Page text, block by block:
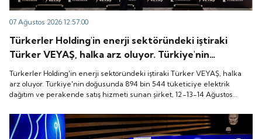
07 Ağustos 2026 12:57:00
Türkerler Holding'in enerji sektöründeki iştiraki
Türker VEYAŞ, halka arz oluyor. Türkiye'nin
doğusunda 894 bin 544 tüketiciye elektrik dağıtım
ve perakende satış hizmeti sunan şirket, 12-13-14
Ağustos tarihleri arasında pay başına 136 TL fiyatla
Türkerler Holding'in enerji sektöründeki iştiraki Türker VEYAŞ, halka
arz oluyor. Türkiye'nin doğusunda 894 bin 544 tüketiciye elektrik
dağıtım ve perakende satış hizmeti sunan şirket, 12-13-14 Ağustos